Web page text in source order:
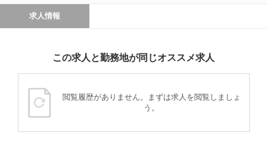
求人情報
この求人と勤務地が同じオススメ求人
閲覧履歴がありません。まずは求人を閲覧しましょ
う。